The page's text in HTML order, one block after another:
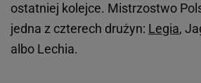
ostatniej kolejce. Mistrzostwo
jedna z czterech drużyn: Legia,
albo Lechia.